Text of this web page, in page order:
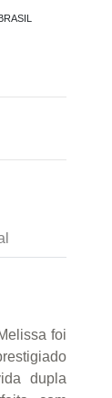
foi
dupla